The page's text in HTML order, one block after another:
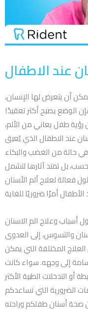
عند الاطفال
أن يتعرض لها الإنسان،
الوضع يصبح أكثر تعقيدًا
طفل يعاني من الألم،
عند الاطفال الذي يُعيق
حالة من الغضب والبكاء
بل تمتد آثارها لتشمل
فعالة لعلاج ألم الأسنان
أسباب وعلاج الم الاسنان
والتسوس، إلى العدوى
المختلفة التي يمكن
إلى وجهه. سواء كانت
أو التدخلات الطبية الأكثر
الضرورية التي تساعدكم